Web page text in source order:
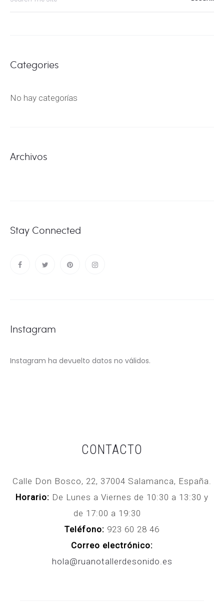
Categories
No hay categorías
Archivos
Stay Connected
Instagram
Instagram ha devuelto datos no válidos.
CONTACTO
Calle Don Bosco, 22, 37004 Salamanca, España.
Horario: De Lunes a Viernes de 10:30 a 13:30 y
de 17:00 a 19:30
Teléfono: 923 60 28 46
Correo electrónico:
hola@ruanotallerdesonido.es